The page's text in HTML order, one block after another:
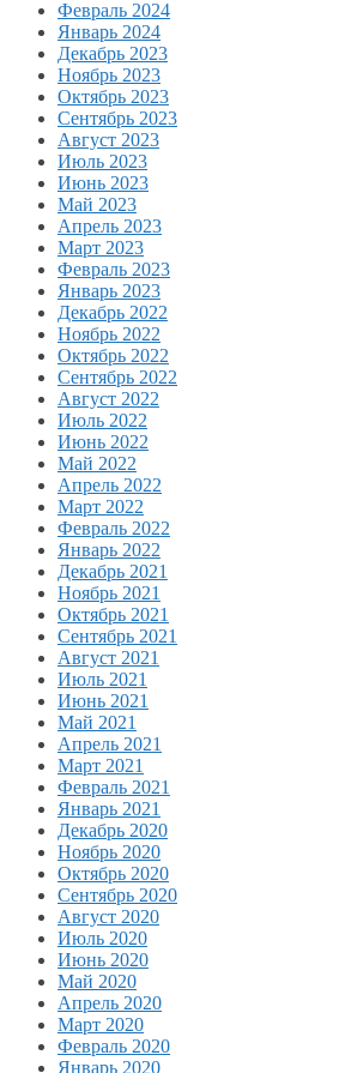
Февраль 2024
Январь 2024
Декабрь 2023
Ноябрь 2023
Октябрь 2023
Сентябрь 2023
Август 2023
Июль 2023
Июнь 2023
Май 2023
Апрель 2023
Март 2023
Февраль 2023
Январь 2023
Декабрь 2022
Ноябрь 2022
Октябрь 2022
Сентябрь 2022
Август 2022
Июль 2022
Июнь 2022
Май 2022
Апрель 2022
Март 2022
Февраль 2022
Январь 2022
Декабрь 2021
Ноябрь 2021
Октябрь 2021
Сентябрь 2021
Август 2021
Июль 2021
Июнь 2021
Май 2021
Апрель 2021
Март 2021
Февраль 2021
Январь 2021
Декабрь 2020
Ноябрь 2020
Октябрь 2020
Сентябрь 2020
Август 2020
Июль 2020
Июнь 2020
Май 2020
Апрель 2020
Март 2020
Февраль 2020
Январь 2020